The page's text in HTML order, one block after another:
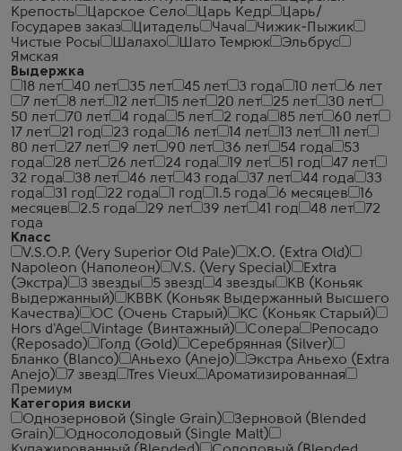
Крепость
Царское Село Царь Кедр
Царь/
Государев заказ
Цитадель Чача
Чижик-Пыжик
Чистые Росы
Шалахо Шато Темрюк
Эльбрус
Ямская
Выдержка
18 лет
40 лет 35 лет 45 лет 3 года 10 лет
6 лет
7 лет
8 лет 12 лет 15 лет 20 лет 25 лет
30 лет
50 лет
70 лет 4 года 5 лет 2 года 85 лет
60 лет
17 лет
21 год 23 года 16 лет 14 лет 13 лет
11 лет
80 лет
27 лет 9 лет 90 лет 36 лет 54 года
53
года
28 лет 26 лет 24 года 19 лет 51 год
47 лет
32 года
38 лет 46 лет 43 года 37 лет 44 года
33
года
31 год 22 года 1 год 1.5 года 6 месяцев
16
месяцев
2.5 года 29 лет 39 лет 41 год 48 лет
72
года
Класс
V.S.O.P. (Very Superior Old Pale)
X.O. (Extra Old)
Napoleon (Наполеон)
V.S. (Very Special)
Extra
(Экстра)
3 звезды 5 звезд 4 звезды
КВ (Коньяк
Выдержанный)
КВВК (Коньяк Выдержанный Высшего
Качества)
ОС (Очень Старый)
КС (Коньяк Старый)
Hors d'Age
Vintage (Винтажный) Солера
Репосадо
(Reposado)
Голд (Gold)
Серебрянная (Silver)
Бланко (Blanco)
Аньехо (Anejo)
Экстра Аньехо (Extra
Anejo)
7 звезд Tres Vieux
Ароматизированная
Премиум
Категория виски
Однозерновой (Single Grain)
Зерновой (Blended
Grain)
Односолодовый (Single Malt)